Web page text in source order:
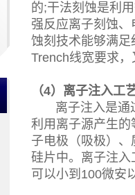
的;干法刻蚀是利
强反应离子刻蚀
蚀刻技术能够满足
Trench线宽要求，
（4）离子注入工
离子注入是通过
利用离子源产生
子电极（吸极）
硅片中。离子注
可以小到100微安